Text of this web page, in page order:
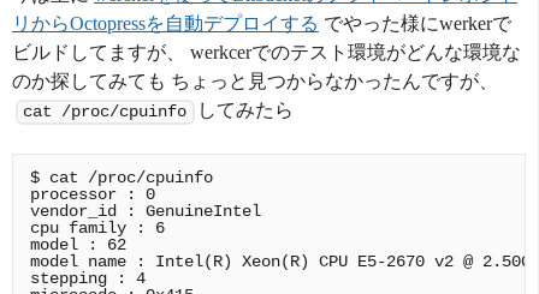
リからOctopressを自動デプロイする でやった様にwerkerで
ビルドしてますが、 werkcerでのテスト環境がどんな環境な
のか探してみても ちょっと見つからなかったんですが、
cat /proc/cpuinfo してみたら
$ cat /proc/cpuinfo
processor : 0
vendor_id : GenuineIntel
cpu family : 6
model : 62
model name : Intel(R) Xeon(R) CPU E5-2670 v2 @
stepping : 4